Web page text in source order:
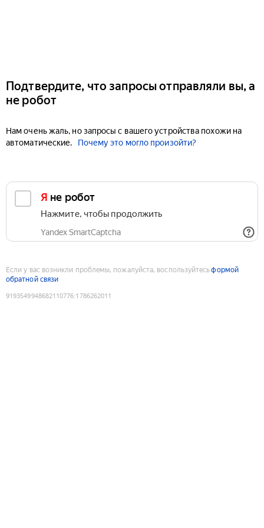
Подтвердите, что запросы отправляли вы, а
не робот
Нам очень жаль, но запросы с вашего устройства похожи на
автоматические.
Почему это могло произойти?
Я не робот
Нажмите, чтобы продолжить
Yandex SmartCaptcha
Если у вас возникли проблемы, пожалуйста, воспользуйтесьформой
обратной связи
9193549948682110776:1786262011